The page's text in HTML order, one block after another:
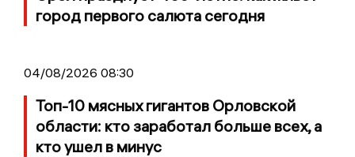
город первого салюта сегодня
04/08/2026 08:30
Топ-10 мясных гигантов Орловской
области: кто заработал больше всех, а
кто ушел в минус